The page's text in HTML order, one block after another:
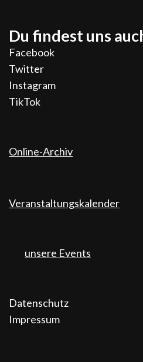
Du findest uns
Facebook
Twitter
Instagram
TikTok
Online-Archiv
Veranstaltungskalender
unsere Events
Datenschutz
Impressum